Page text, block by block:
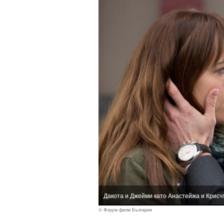
Дакота и Джейми като Анастейжа и
© Форум филм България